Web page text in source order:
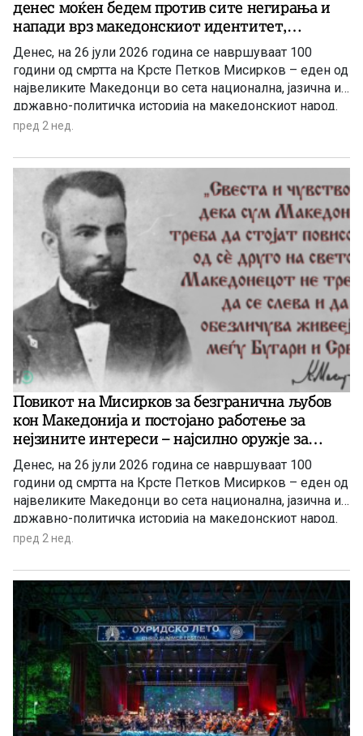
денес моќен бедем против сите негирања и
напади врз македонскиот идентитет,
националната свест и јазикот (2)
Денес, на 26 јули 2026 година се навршуваат 100
години од смртта на Крсте Петков Мисирков – еден од
највеликите Македонци во сета национална, јазична и
државно-политичка историја на македонскиот народ.
Оваа годишнина е пригода за ново навраќање кон
набележување на сѐ она, што треба да го чиниме,
заради нашиот опстој во сегашниве драматично
разбранувани и геополитички вителни мигови во
Балканот, Европа и во светот. Идеите и пораките на
Мисирков, особено во неговата капитална политичко-
јазична студија „За македонцките работи“, се животно
важни патокази за претстојниот развој на
македонската нација и на македонската држава во
полза на сите нејзини граѓани.
пред 2 нед.
Повикот на Мисирков за безгранична љубов
кон Македонија и постојано работење за
нејзините интереси – најсилно оружје за
зачувување на македонскиот идентитет и
јазик (1)
Денес, на 26 јули 2026 година се навршуваат 100
години од смртта на Крсте Петков Мисирков – еден од
највеликите Македонци во сета национална, јазична и
државно-политичка историја на македонскиот народ.
Оваа годишнина е пригода за ново навраќање кон
набележување на сѐ она, што треба да го чиниме како
народ, заради нашиот опстој во сегашниве
геополитички вителни и драматично разбранувани
мигови во Балканот, Европа и во светот. Идеите и
пораките на Мисирков, особено во неговата капитална
политичко-јазична студија „За македонцките работи“,
се животно важни патокази за опстојот и идниот
развој на македонската нација и на македонската
држава во полза на сите нејзини граѓани.
пред 2 нед.